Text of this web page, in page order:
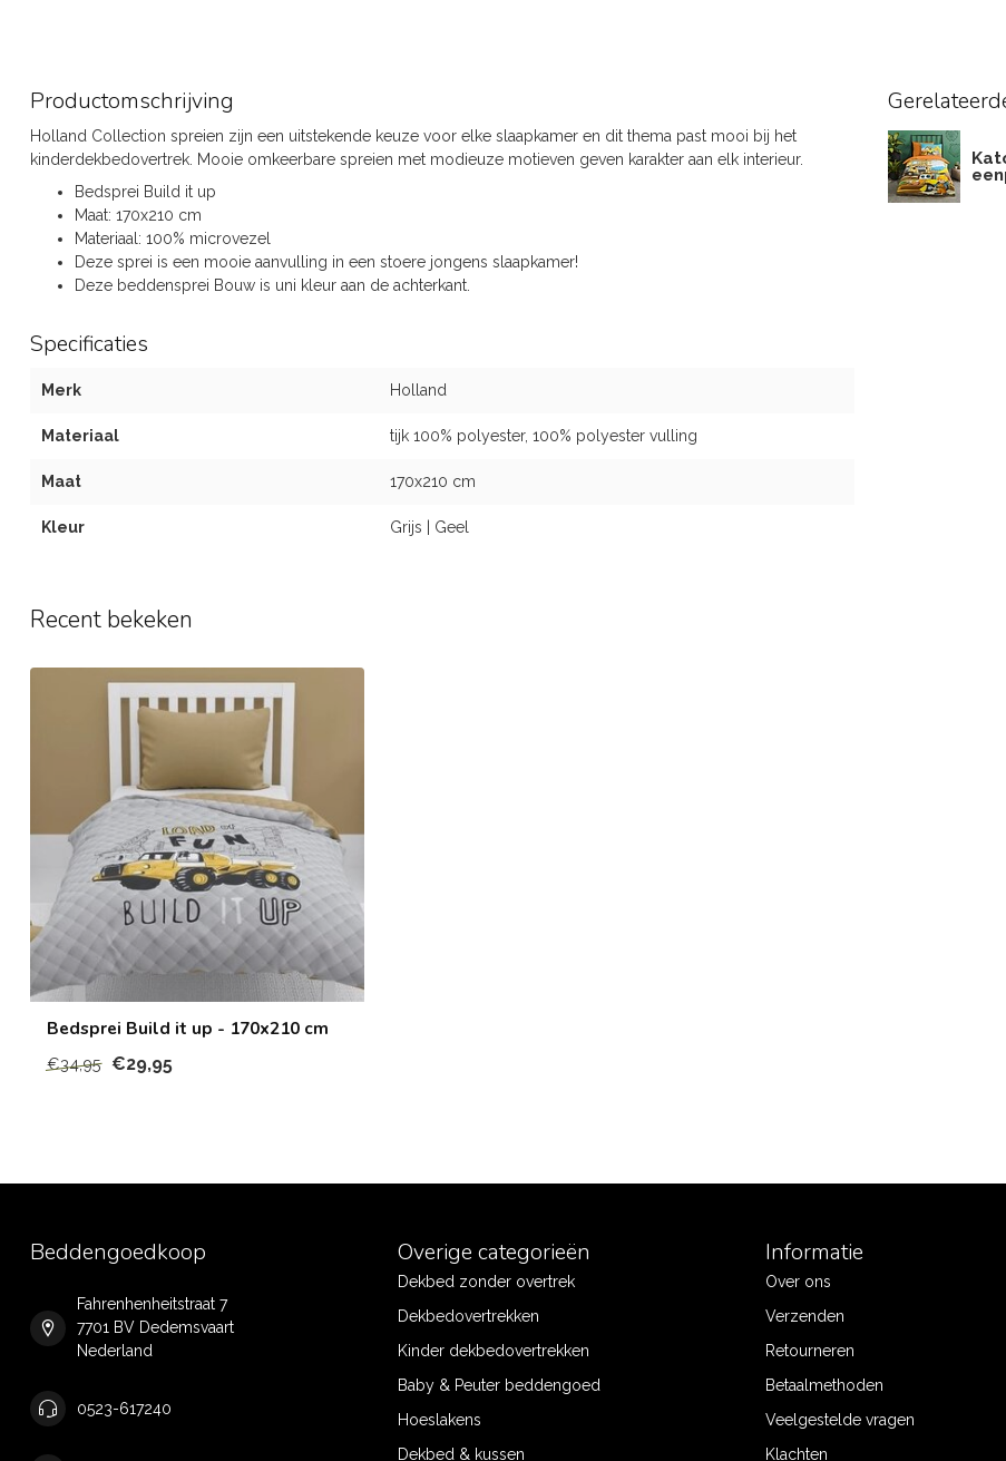
Productomschrijving
Holland Collection spreien zijn een uitstekende keuze voor elke slaapkamer en dit thema past mooi bij het
kinderdekbedovertrek. Mooie omkeerbare spreien met modieuze motieven geven karakter aan elk interieur.
Bedsprei Build it up
Maat: 170x210 cm
Materiaal: 100% microvezel
Deze sprei is een mooie aanvulling in een stoere jongens slaapkamer!
Deze beddensprei Bouw is uni kleur aan de achterkant.
Specificaties
Merk Holland
Materiaal tijk 100% polyester, 100% polyester vulling
Maat 170x210 cm
Kleur Grijs | Geel
Recent bekeken
Bedsprei Build it up - 170x210 cm
€34,95 €29,95
Beddengoedkoop
Fahrenhenheitstraat 7
7701 BV Dedemsvaart
Nederland
0523-617240
Overige categorieën
Dekbed zonder overtrek
Dekbedovertrekken
Kinder dekbedovertrekken
Baby & Peuter beddengoed
Hoeslakens
Dekbed & kussen
Informatie
Over ons
Verzenden
Retourneren
Betaalmethoden
Veelgestelde vragen
Klachten